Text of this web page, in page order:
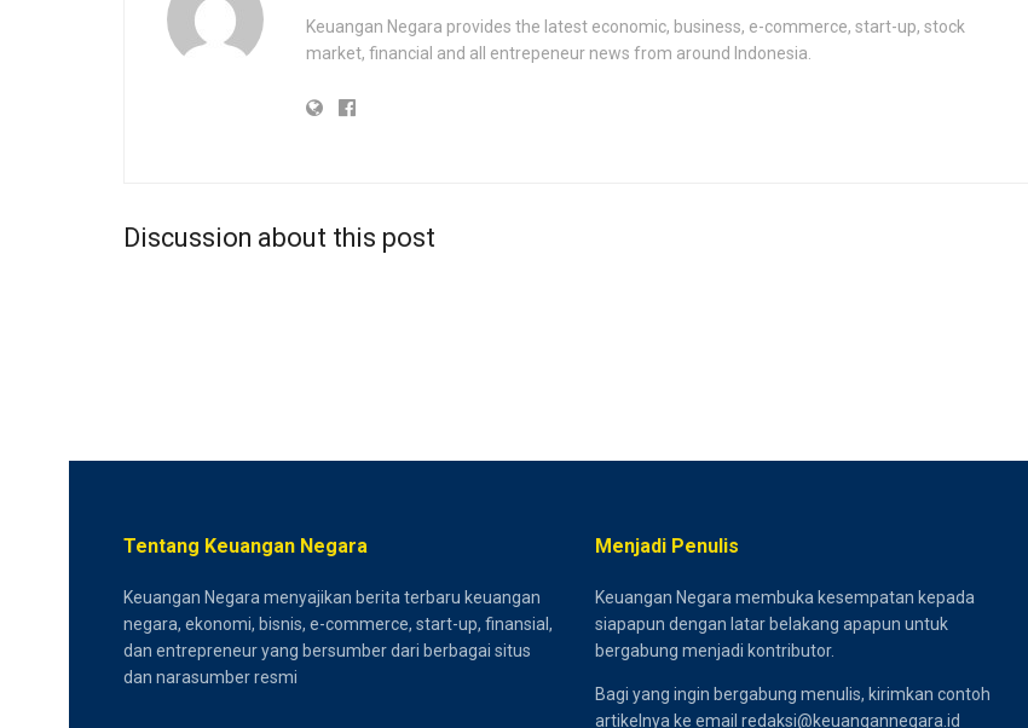
Keuangan Negara provides the latest economic, business, e-commerce, start-up, stock
market, financial and all entrepeneur news from around Indonesia.
Discussion about this post
Tentang Keuangan Negara
Keuangan Negara menyajikan berita terbaru keuangan
negara, ekonomi, bisnis, e-commerce, start-up, finansial,
dan entrepreneur yang bersumber dari berbagai situs
dan narasumber resmi
Menjadi Penulis
Keuangan Negara membuka kesempatan kepada
siapapun dengan latar belakang apapun untuk
bergabung menjadi kontributor.
Bagi yang ingin bergabung menulis, kirimkan contoh
artikelnya ke email redaksi@keuangannegara.id